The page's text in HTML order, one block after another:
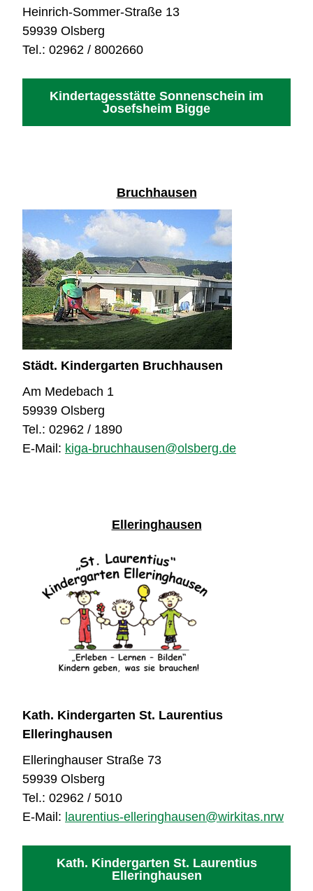
Heinrich-Sommer-Straße 13
59939 Olsberg
Tel.: 02962 / 8002660
Kindertagesstätte Sonnenschein im
Josefsheim Bigge
Bruchhausen
Städt. Kindergarten Bruchhausen
Am Medebach 1
59939 Olsberg
Tel.: 02962 / 1890
E-Mail: kiga-bruchhausen@olsberg.de
Elleringhausen
Kath. Kindergarten St. Laurentius
Elleringhausen
Elleringhauser Straße 73
59939 Olsberg
Tel.: 02962 / 5010
E-Mail: laurentius-elleringhausen@wirkitas.nrw
Kath. Kindergarten St. Laurentius
Elleringhausen